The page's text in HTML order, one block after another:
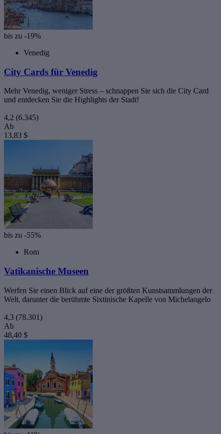
bis zu -19%
Venedig
City Cards für Venedig
Mehr Venedig, weniger Stress – schnappen Sie sich die City Card
und entdecken Sie die Highlights der Stadt!
4,2 (6.345)
Ab
13,83 $
bis zu -55%
Rom
Vatikanische Museen
Werfen Sie einen Blick auf eine der größten Kunstsammlungen der
Welt, darunter die berühmte Sixtinische Kapelle von Michelangelo
4,3 (78.301)
Ab
48,40 $